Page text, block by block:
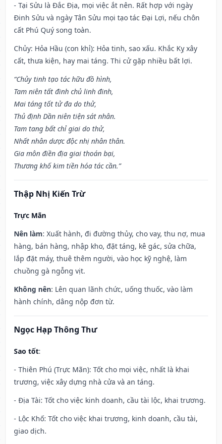
- Tại Sửu là Đắc Địa, mọi việc ắt nên. Rất hợp với ngày
Đinh Sửu và ngày Tân Sửu mọi tạo tác Đại Lợi, nếu chôn
cất Phú Quý song toàn.
Chủy: Hỏa Hầu (con khỉ): Hỏa tinh, sao xấu. Khắc Kỵ xây
cất, thưa kiện, hay mai táng. Thi cử gặp nhiều bất lợi.
“Chủy tinh tạo tác hữu đồ hình,
Tam niên tất đinh chủ linh đinh,
Mai táng tốt tử đa do thử,
Thủ định Dần niên tiện sát nhân.
Tam tang bất chỉ giai do thử,
Nhất nhân dược độc nhị nhân thân.
Gia môn điền địa giai thoán bại,
Thương khố kim tiền hóa tác cần.”
Thập Nhị Kiến Trừ
Trực Mãn
Nên làm: Xuất hành, đi đường thủy, cho vay, thu nợ, mua
hàng, bán hàng, nhập kho, đặt táng, kê gác, sửa chữa,
lắp đặt máy, thuê thêm người, vào học kỹ nghệ, làm
chuồng gà ngỗng vịt.
Không nên: Lên quan lãnh chức, uống thuốc, vào làm
hành chính, dâng nộp đơn từ.
Ngọc Hạp Thông Thư
Sao tốt:
- Thiên Phú (Trực Mãn): Tốt cho mọi việc, nhất là khai
trương, việc xây dựng nhà cửa và an táng.
- Địa Tài: Tốt cho việc kinh doanh, cầu tài lộc, khai trương.
- Lộc Khố: Tốt cho việc khai trương, kinh doanh, cầu tài,
giao dịch.